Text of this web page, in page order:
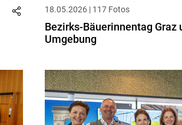
18.05.2026 | 117 Fotos
Bezirks-Bäuerinnentag Graz
Umgebung